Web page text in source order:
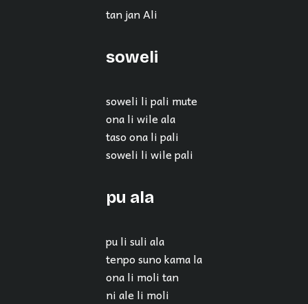
tan jan Ali
soweli
soweli li pali mute
ona li wile ala
taso ona li pali
soweli li wile pali
pu ala
pu li suli ala
tenpo suno kama la
ona li moli tan
ni ale li moli